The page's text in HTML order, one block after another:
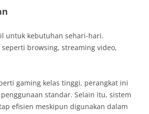
untuk kebutuhan sehari-hari.
browsing, streaming video,
gaming kelas tinggi, perangkat ini
standar. Selain itu, sistem
efisien meskipun digunakan dalam